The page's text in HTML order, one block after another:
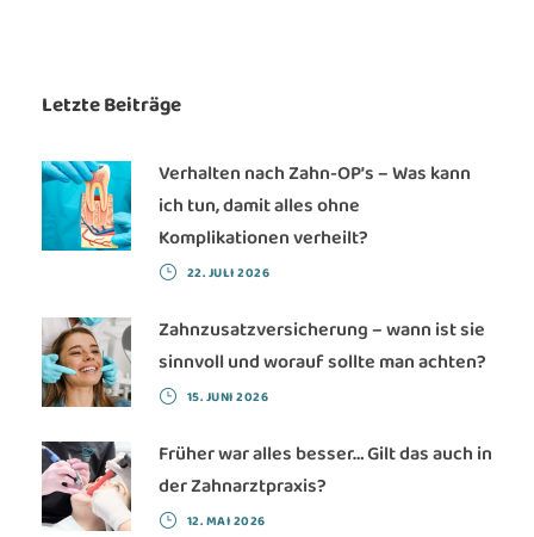
Letzte Beiträge
Verhalten nach Zahn-OP’s – Was kann
ich tun, damit alles ohne
Komplikationen verheilt?
22. JULI 2026
Zahnzusatzversicherung – wann ist sie
sinnvoll und worauf sollte man achten?
15. JUNI 2026
Früher war alles besser… Gilt das auch in
der Zahnarztpraxis?
12. MAI 2026